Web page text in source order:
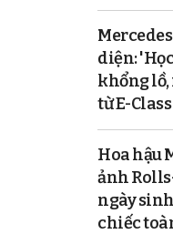
diện:
khổng
từ E-
Hoa hậu
ảnh
ngày
chiếc